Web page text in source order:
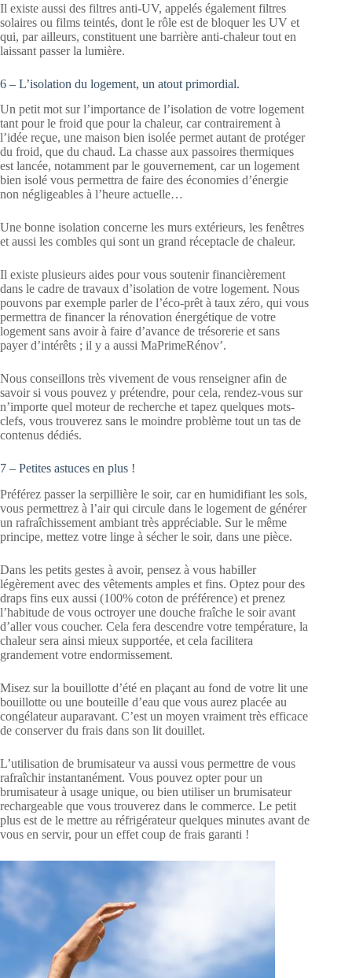
Il existe aussi des filtres anti-UV, appelés également filtres
solaires ou films teintés, dont le rôle est de bloquer les UV et
qui, par ailleurs, constituent une barrière anti-chaleur tout en
laissant passer la lumière.
6 – L’isolation du logement, un atout primordial.
Un petit mot sur l’importance de l’isolation de votre logement
tant pour le froid que pour la chaleur, car contrairement à
l’idée reçue, une maison bien isolée permet autant de protéger
du froid, que du chaud. La chasse aux passoires thermiques
est lancée, notamment par le gouvernement, car un logement
bien isolé vous permettra de faire des économies d’énergie
non négligeables à l’heure actuelle…
Une bonne isolation concerne les murs extérieurs, les fenêtres
et aussi les combles qui sont un grand réceptacle de chaleur.
Il existe plusieurs aides pour vous soutenir financièrement
dans le cadre de travaux d’isolation de votre logement. Nous
pouvons par exemple parler de l’éco-prêt à taux zéro, qui vous
permettra de financer la rénovation énergétique de votre
logement sans avoir à faire d’avance de trésorerie et sans
payer d’intérêts ; il y a aussi MaPrimeRénov’.
Nous conseillons très vivement de vous renseigner afin de
savoir si vous pouvez y prétendre, pour cela, rendez-vous sur
n’importe quel moteur de recherche et tapez quelques mots-
clefs, vous trouverez sans le moindre problème tout un tas de
contenus dédiés.
7 – Petites astuces en plus !
Préférez passer la serpillière le soir, car en humidifiant les sols,
vous permettrez à l’air qui circule dans le logement de générer
un rafraîchissement ambiant très appréciable. Sur le même
principe, mettez votre linge à sécher le soir, dans une pièce.
Dans les petits gestes à avoir, pensez à vous habiller
légèrement avec des vêtements amples et fins. Optez pour des
draps fins eux aussi (100% coton de préférence) et prenez
l’habitude de vous octroyer une douche fraîche le soir avant
d’aller vous coucher. Cela fera descendre votre température, la
chaleur sera ainsi mieux supportée, et cela facilitera
grandement votre endormissement.
Misez sur la bouillotte d’été en plaçant au fond de votre lit une
bouillotte ou une bouteille d’eau que vous aurez placée au
congélateur auparavant. C’est un moyen vraiment très efficace
de conserver du frais dans son lit douillet.
L’utilisation de brumisateur va aussi vous permettre de vous
rafraîchir instantanément. Vous pouvez opter pour un
brumisateur à usage unique, ou bien utiliser un brumisateur
rechargeable que vous trouverez dans le commerce. Le petit
plus est de le mettre au réfrigérateur quelques minutes avant de
vous en servir, pour un effet coup de frais garanti !